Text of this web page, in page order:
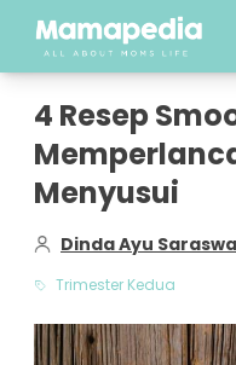
4 Resep
Menyusui
Dinda Ayu
Trimester Kedua